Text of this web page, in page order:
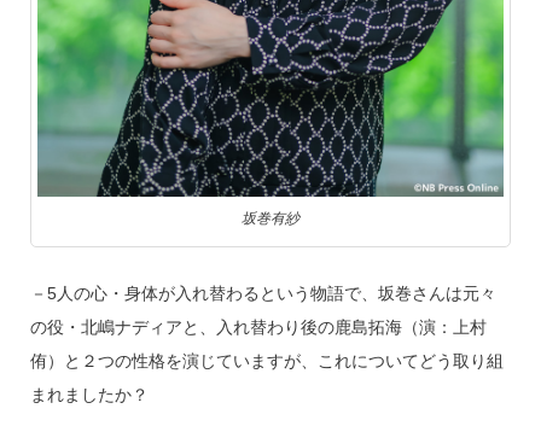
坂巻有紗
－5人の心・身体が入れ替わるという物語で、坂巻さんは元々
の役・北嶋ナディアと、入れ替わり後の鹿島拓海（演：上村
侑）と２つの性格を演じていますが、これについてどう取り組
まれましたか？